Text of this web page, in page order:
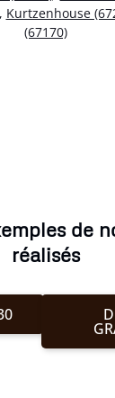
Kurtzenhouse
(67170)
de
réalisés